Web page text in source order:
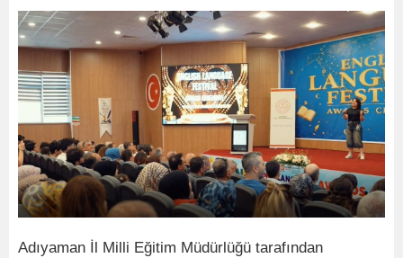
Adıyaman İl Milli Eğitim Müdürlüğü tarafından